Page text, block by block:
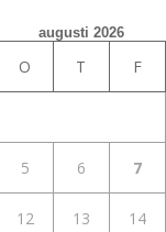
augusti 2026
O T F
5 6 7
12 13 14